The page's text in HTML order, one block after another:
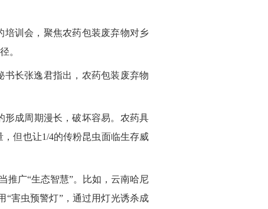
培训会，聚焦农药包装废弃物对乡
。
书长张逸君指出，农药包装废弃物
形成周期漫长，破坏容易。农药具
但也让1/4的传粉昆虫面临生存威
推广“生态智慧”。比如，云南哈尼
“害虫预警灯”，通过用灯光诱杀成